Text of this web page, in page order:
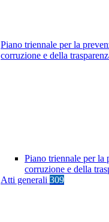
Piano triennale per la
corruzione e della
Piano triennale per la
corruzione e della
Atti generali 309